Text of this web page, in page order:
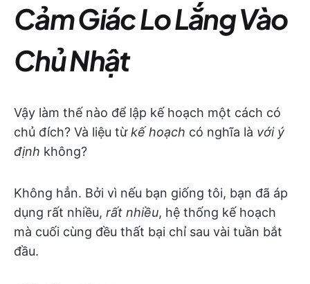
Cảm Giác Lo Lắng Vào
Chủ Nhật
Vậy làm thế nào để lập kế hoạch một cách có
chủ đích? Và liệu từkế hoạch có nghĩa là với ý
định không?
Không hẳn. Bởi vì nếu bạn giống tôi, bạn đã áp
dụng rất nhiều, rất nhiều, hệ thống kế hoạch
mà cuối cùng đều thất bại chỉ sau vài tuần bắt
đầu.